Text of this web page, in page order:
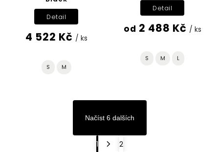
4 522 Kč / ks
Detail
S M
od 2 488 Kč / ks
Detail
S M L
Načíst 6 dalších
1
2